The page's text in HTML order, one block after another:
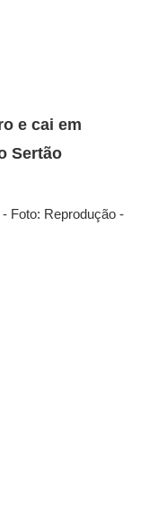
e cai em
Sertão
Foto: Reprodução -